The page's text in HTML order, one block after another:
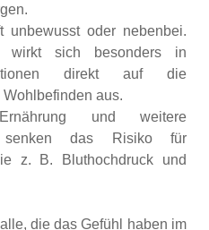
unbewusst oder nebenbei.
wirkt sich besonders in
direkt auf die
aus.
und weitere
senken das Risiko für
z. B. Bluthochdruck und
die das Gefühl haben im